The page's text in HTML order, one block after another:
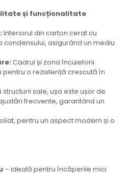
și funcționalitate
Interiorul din carton cerat cu
asigurând un mediu
Cadrul și zona încuietorii
o rezistență crescută în
structurii sale, ușa este ușor de
frecvente, garantând un
pentru un aspect modern și o
– ideală pentru încăperile mici